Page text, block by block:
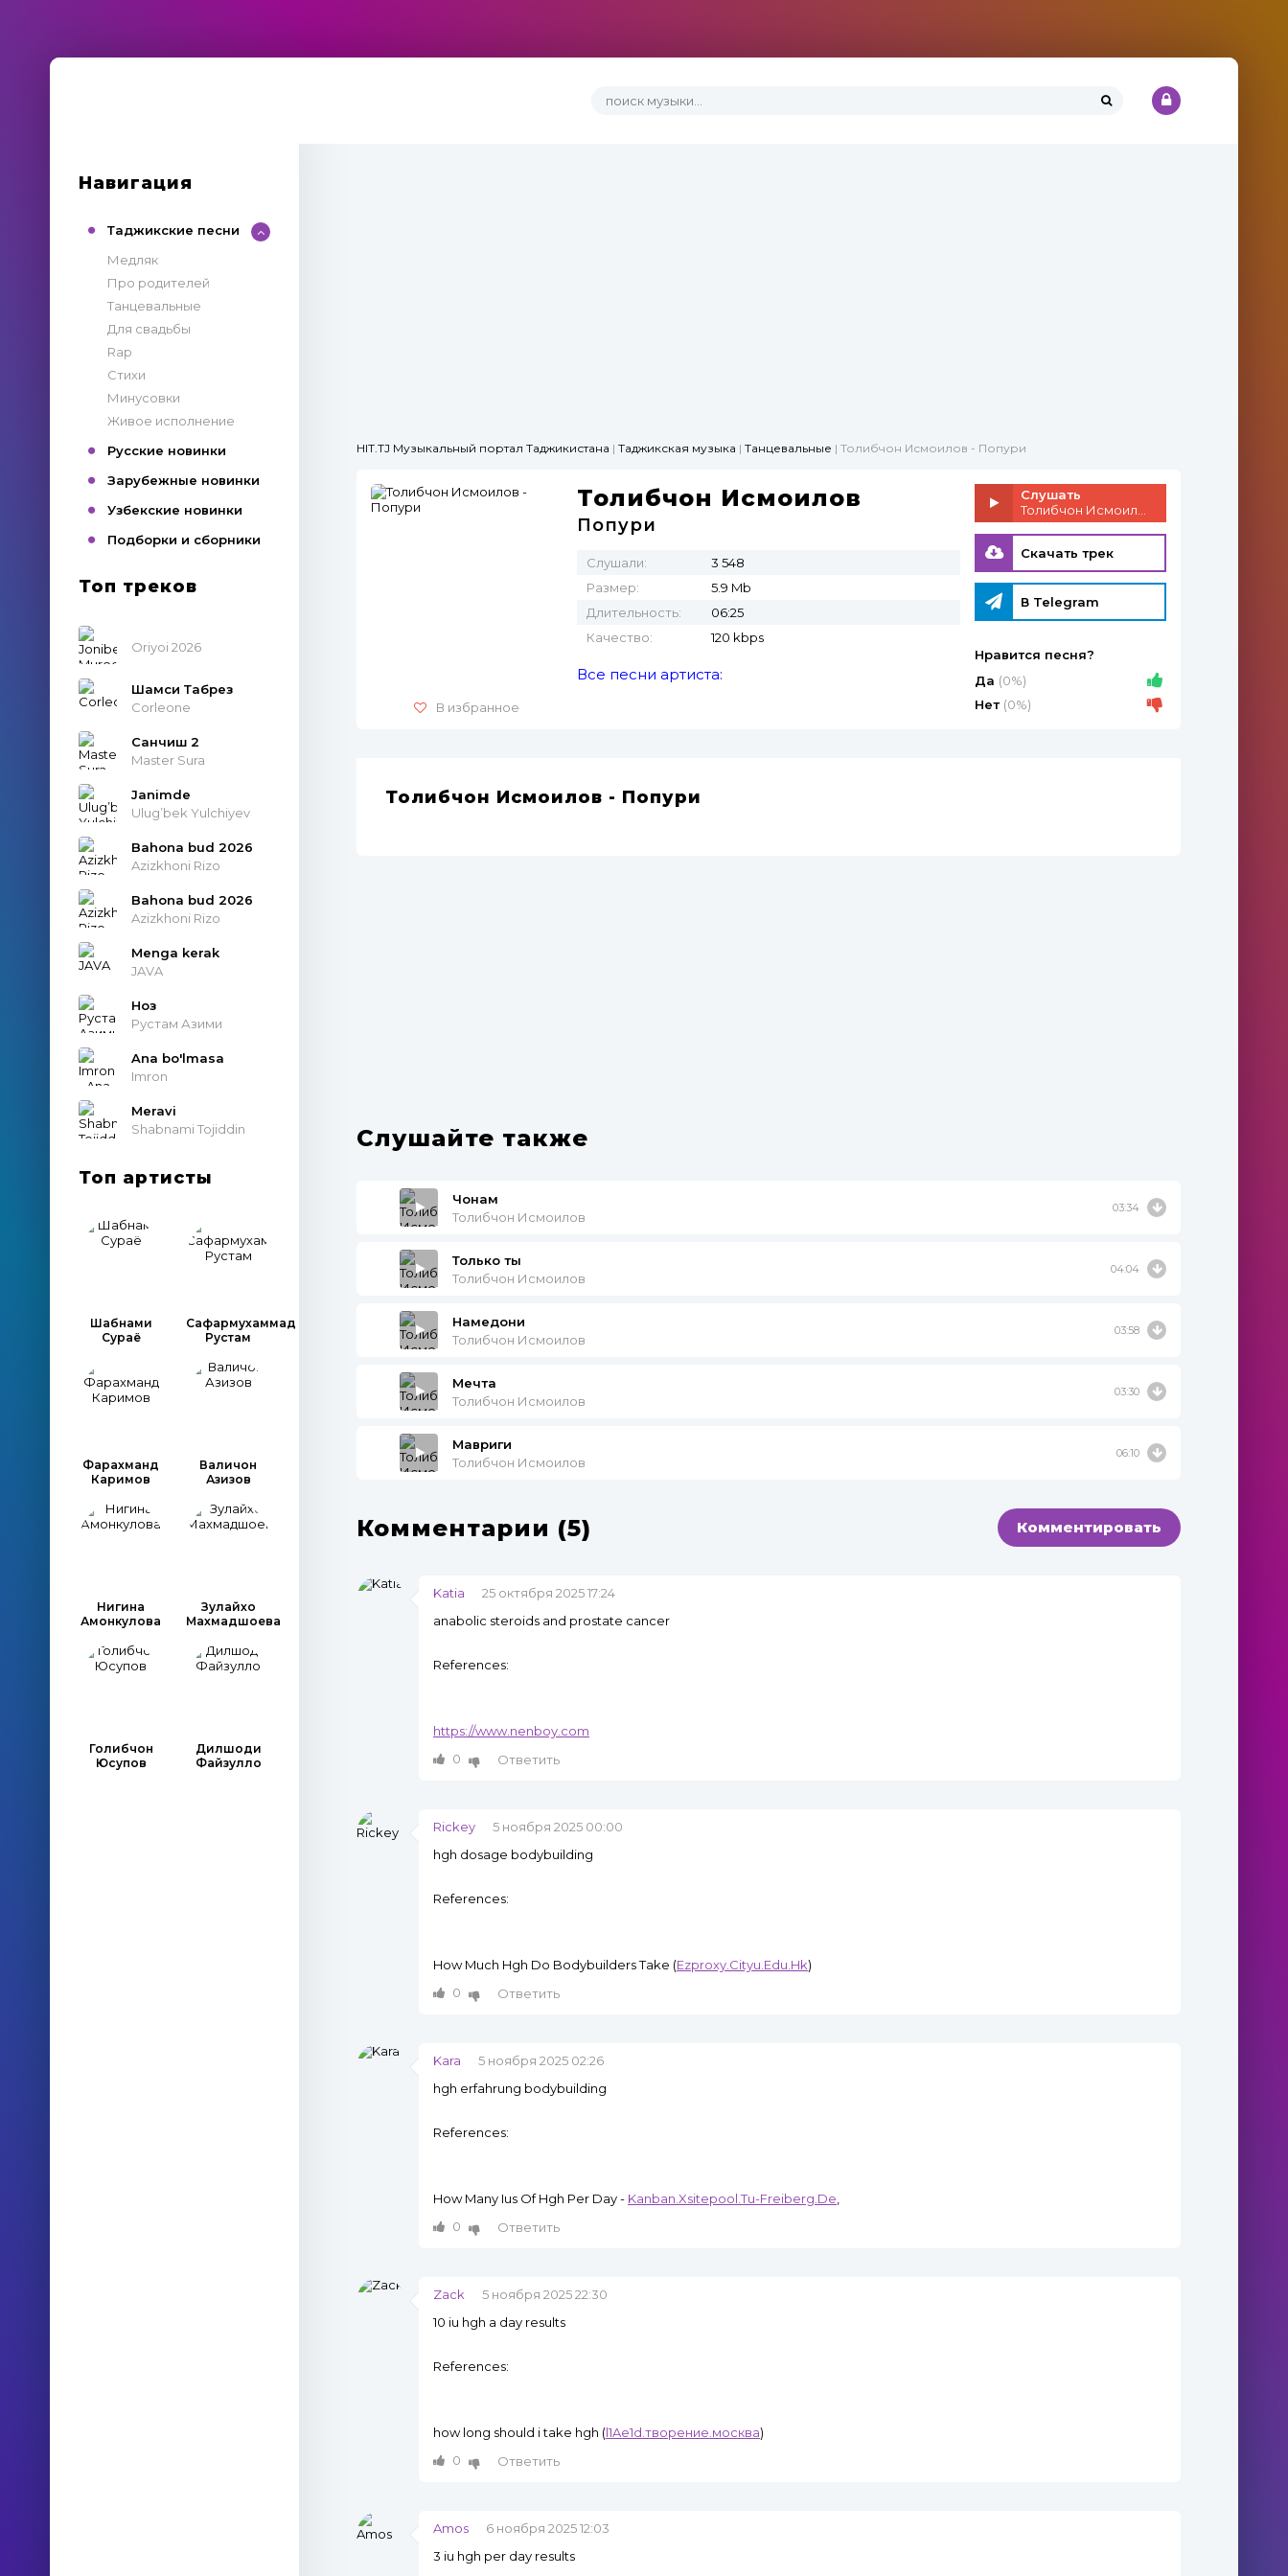
Навигация
Таджикские песни
Медляк
Про родителей
Танцевальные
Для свадьбы
Rap
Стихи
Минусовки
Живое исполнение
Русские новинки
Зарубежные новинки
Узбекские новинки
Подборки и сборники
Топ треков
Oriyoi 2026
Шамси Табрез
Corleone
Санчиш 2
Master Sura
Janimde
Ulug’bek Yulchiyev
Bahona bud 2026
Azizkhoni Rizo
Bahona bud 2026
Azizkhoni Rizo
Menga kerak
JAVA
Ноз
Рустам Азими
Ana bo'lmasa
Imron
Meravi
Shabnami Tojiddin
Топ артисты
Шабнами
Сураё
Сафармухаммад
Рустам
Фарахманд
Каримов
Валичон
Азизов
Нигина
Амонкулова
Зулайхо
Махмадшоева
Голибчон
Юсупов
Дилшоди
Файзулло
HIT.TJ Музыкальный портал Таджикистана | Таджикская музыка | Танцевальные | Толибчон Исмоилов - Попури
В избранное
Толибчон Исмоилов
Попури
Слушали:
3 548
Размер:
5.9 Mb
Длительность:
06:25
Качество:
120 kbps
Все песни артиста:
Слушать
Скачать трек
В Telegram
Нравится песня?
Да (0%)
Нет (0%)
Толибчон Исмоилов - Попури
Слушайте также
Чонам
Толибчон Исмоилов
03:34
Только ты
Толибчон Исмоилов
04:04
Намедони
Толибчон Исмоилов
03:58
Мечта
Толибчон Исмоилов
03:30
Мавриги
Толибчон Исмоилов
06:10
Комментарии (5) Комментировать
Katia
25 октября 2025 17:24
anabolic steroids and prostate cancer
References:
https://www.nenboy.com
0
Ответить
Rickey
5 ноября 2025 00:00
hgh dosage bodybuilding
References:
How Much Hgh Do Bodybuilders Take (Ezproxy.Cityu.Edu.Hk)
0
Ответить
Kara
5 ноября 2025 02:26
hgh erfahrung bodybuilding
References:
How Many Ius Of Hgh Per Day - Kanban.Xsitepool.Tu-Freiberg.De
0
Ответить
Zack
5 ноября 2025 22:30
10 iu hgh a day results
References:
how long should i take hgh (l1Ae1d.творение.москва)
0
Ответить
Amos
6 ноября 2025 12:03
3 iu hgh per day results